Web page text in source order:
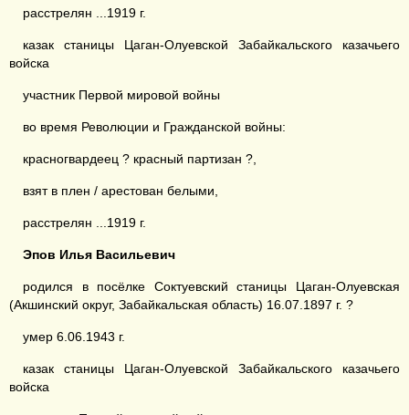
расстрелян ...1919 г.
казак станицы Цаган-Олуевской Забайкальского казачьего
войска
участник Первой мировой войны
во время Революции и Гражданской войны:
красногвардеец ? красный партизан ?,
взят в плен / арестован белыми,
расстрелян ...1919 г.
Эпов Илья Васильевич
родился в посёлке Соктуевский станицы Цаган-Олуевская
(Акшинский округ, Забайкальская область) 16.07.1897 г. ?
умер 6.06.1943 г.
казак станицы Цаган-Олуевской Забайкальского казачьего
войска